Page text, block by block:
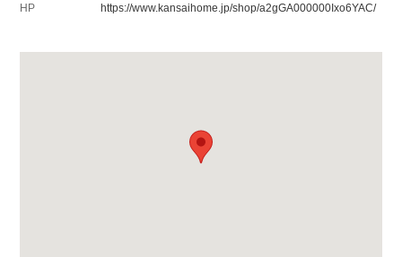
HP
https://www.kansaihome.jp/shop/a2gGA000000Ixo6YAC/